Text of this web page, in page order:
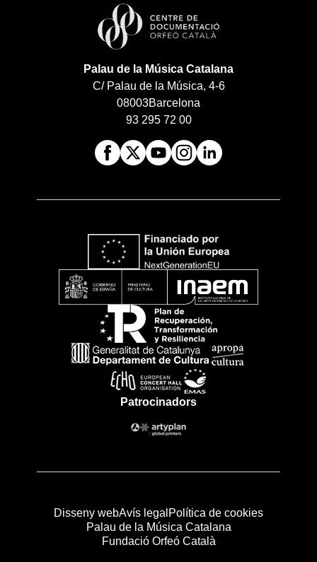
Palau de la Música Catalana
C/ Palau de la Música, 4-6
08003Barcelona
93 295 72 00
Patrocinadors
Disseny webAvís legal Política de cookies
Palau de la Música Catalana
Fundació Orfeó Català